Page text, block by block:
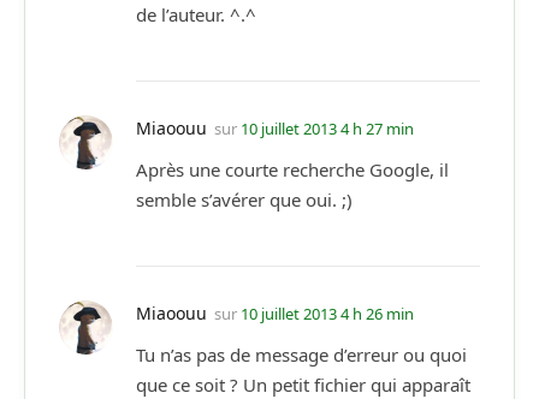
de l’auteur. ^.^
Miaoouu sur 10 juillet 2013 4 h 27 min
Après une courte recherche Google, il
semble s’avérer que oui. ;)
Miaoouu sur 10 juillet 2013 4 h 26 min
Tu n’as pas de message d’erreur ou quoi
que ce soit ? Un petit fichier qui apparaît